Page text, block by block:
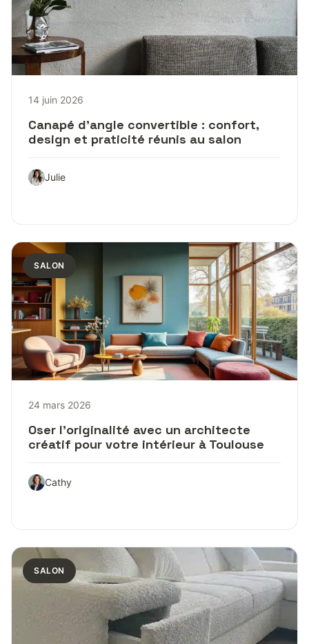
14 juin 2026
Canapé d’angle convertible : confort,
design et praticité réunis au salon
Julie
SALON
24 mars 2026
Oser l’originalité avec un architecte
créatif pour votre intérieur à Toulouse
Cathy
SALON